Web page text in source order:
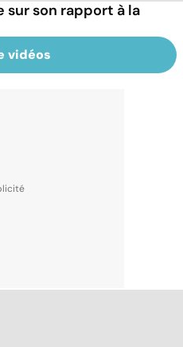
sur son rapport à la
vidéos